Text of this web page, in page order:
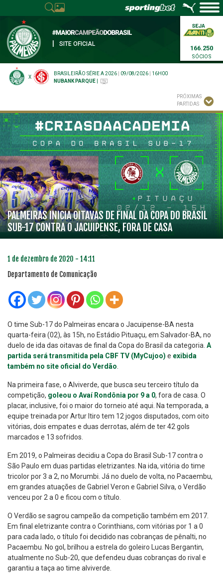
SITE OFICIAL
166.250
SÓCIOS
X
BRASILEIRÃO SÉRIE A 2026 09/08/2026
16H00
NUBANK PARQUE
PRÓXIMAS
PARTIDAS
PALMEIRAS INICIA OITAVAS DE FINAL DA COPA DO BRASIL
SUB-17 CONTRA O JACUIPENSE, FORA DE CASA
1 de dezembro de 2020 - 14:11
Departamento de Comunicação
O time Sub-17 do Palmeiras encara o Jacuipense-BA nesta
quarta-feira (02), às 15h, no Estádio Pituaçu, em Salvador-BA, no
duelo de ida das oitavas de final da Copa do Brasil da categoria. A
partida será transmitida pela CBF TV (MyCujoo) e exibida
também no site oficial do Verdão
Na primeira fase, o Alviverde, que busca seu terceiro título da
competição, goleou o Avaí Rondônia por 9 a 0, fora de casa. O
placar, inclusive, foi o maior do torneio até aqui. Na temporada, a
equipe treinada por Artur Itiro tem 12 jogos disputados, com oito
vitórias, dois empates e duas derrotas, além de ter 42 gols
marcados e 13 sofridos.
Em 2019, o Palmeiras decidiu a Copa do Brasil Sub-17 contra o
São Paulo em duas partidas eletrizantes. Na ida, vitória do time
tricolor por 3 a 2, no Morumbi. Já no duelo de volta, no Pacaembu,
em grandes atuações de Gabriel Veron e Gabriel Silva, o Verdão
venceu por 2 a 0 e ficou com o título.
O Verdão se sagrou campeão da competição também em 2017.
Em final eletrizante contra o Corinthians, com vitórias por 1 a 0
para cada lado, o título foi decidido nas cobranças de pênalti, no
Pacaembu. No gol, brilhou a estrela do goleiro Lucas Bergantin,
atualmente no Sub-20, que defendeu duas cobranças do rival e
garantiu a taça ao time alviverde.